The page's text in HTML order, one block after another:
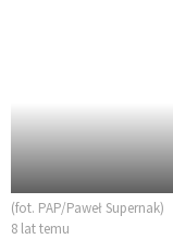
(fot. PAP/Paweł Supernak)
8 lat temu